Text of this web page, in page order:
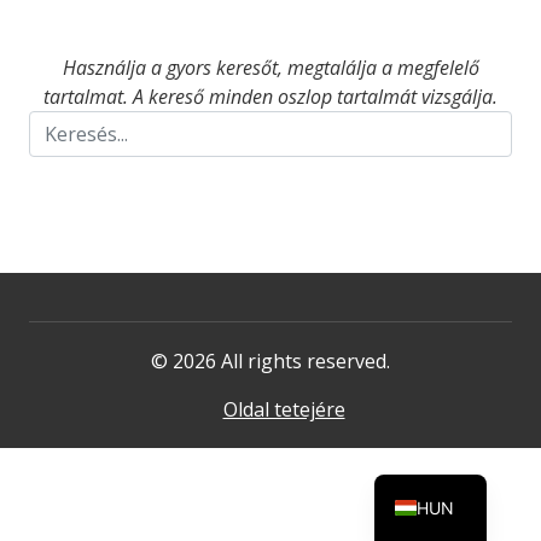
Használja a gyors keresőt, megtalálja a megfelelő
tartalmat. A kereső minden oszlop tartalmát vizsgálja.
© 2026 All rights reserved.
Oldal tetejére
HUN